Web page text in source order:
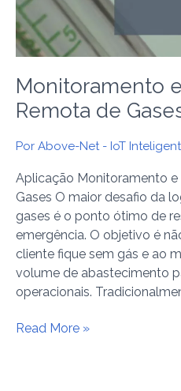
Monitoramento
Remota de
Por Above-Net - IoT
Aplicação Monitoramento
Gases O maior desafio da
gases é o ponto ótimo de
emergência. O objetivo é
cliente fique sem gás e ao
volume de abastecimento
operacionais.
Read More »